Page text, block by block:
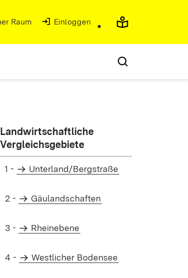
Raum (Öffnet in neuem Fenster)
Einloggen
Landwirtschaftliche
Vergleichsgebiete
1 - Unterland/Bergstraße
2 - Gäulandschaften
3 - Rheinebene
4 - Westlicher Bodensee